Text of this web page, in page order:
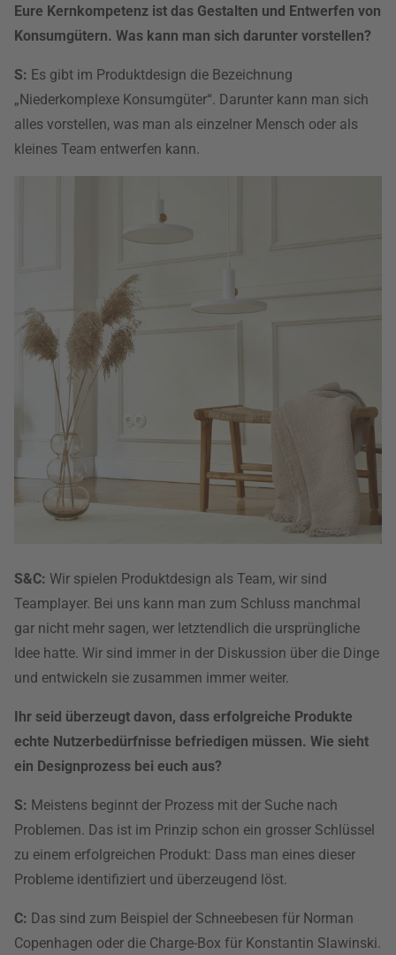
Eure Kernkompetenz ist das Gestalten und Entwerfen von
Konsumgütern. Was kann man sich darunter vorstellen?
S: Es gibt im Produktdesign die Bezeichnung
„Niederkomplexe Konsumgüter“. Darunter kann man sich
alles vorstellen, was man als einzelner Mensch oder als
kleines Team entwerfen kann.
S&C: Wir spielen Produktdesign als Team, wir sind
Teamplayer. Bei uns kann man zum Schluss manchmal
gar nicht mehr sagen, wer letztendlich die ursprüngliche
Idee hatte. Wir sind immer in der Diskussion über die Dinge
und entwickeln sie zusammen immer weiter.
Ihr seid überzeugt davon, dass erfolgreiche Produkte
echte Nutzerbedürfnisse befriedigen müssen. Wie sieht
ein Designprozess bei euch aus?
S: Meistens beginnt der Prozess mit der Suche nach
Problemen. Das ist im Prinzip schon ein grosser Schlüssel
zu einem erfolgreichen Produkt: Dass man eines dieser
Probleme identifiziert und überzeugend löst.
C: Das sind zum Beispiel der Schneebesen für Norman
Copenhagen oder die Charge-Box für Konstantin Slawinski.